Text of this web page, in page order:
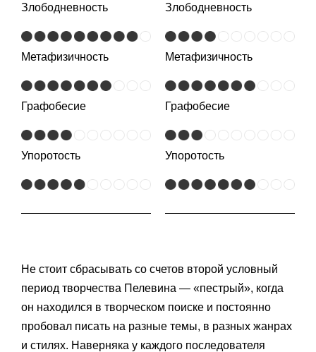
Злободневность
Метафизичность
Графобесие
Упоротость
Злободневность
Метафизичность
Графобесие
Упоротость
Не стоит сбрасывать со счетов второй условный
период творчества Пелевина — «пестрый», когда
он находился в творческом поиске и постоянно
пробовал писать на разные темы, в разных жанрах
и стилях. Наверняка у каждого последователя